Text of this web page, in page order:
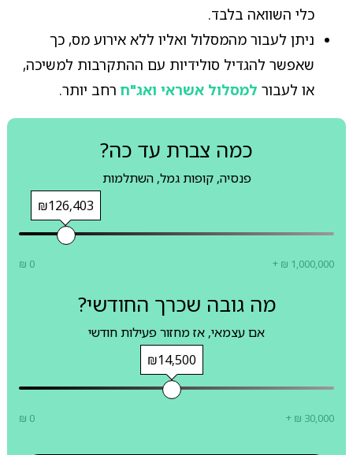
כלי השוואה בלבד.
ניתן לעבור מהמסלול ואליו ללא אירוע מס, כך
שאפשר להגדיל סולידיות עם ההתקרבות למשיכה,
או לעבור למסלול אשראי ואג"חרחב יותר.
כמה צברת עד כה?
פנסיה, קופות גמל, השתלמות
₪126,403
₪ 0 + ₪ 1,000,000
מה גובה שכרך החודשי?
אם עצמאי, אז מחזור פעילות חודשי
₪14,500
₪ 0 + ₪ 30,000